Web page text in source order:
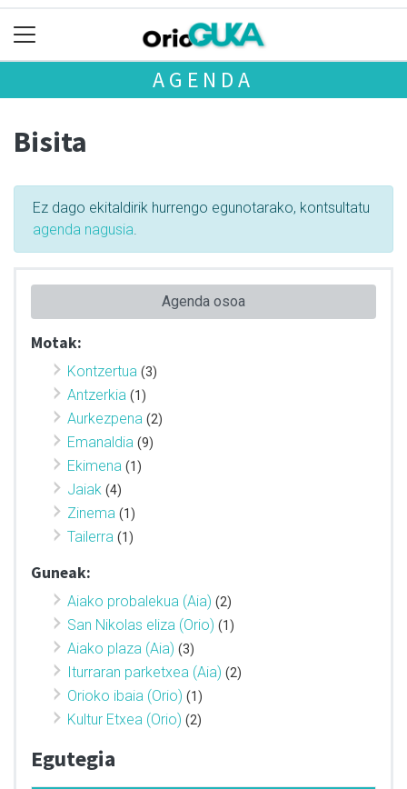
AGENDA
Bisita
Ez dago ekitaldirik hurrengo egunotarako, kontsultatu
agenda nagusia
Agenda osoa
Motak:
Kontzertua (3)
Antzerkia (1)
Aurkezpena (2)
Emanaldia (9)
Ekimena (1)
Jaiak (4)
Zinema (1)
Tailerra (1)
Guneak:
Aiako probalekua (Aia) (2)
San Nikolas eliza (Orio) (1)
Aiako plaza (Aia) (3)
Iturraran parketxea (Aia) (2)
Orioko ibaia (Orio) (1)
Kultur Etxea (Orio) (2)
Egutegia